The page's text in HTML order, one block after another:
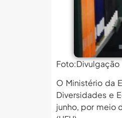
Foto:Divulgação
O Ministério da
Diversidades e
junho, por meio